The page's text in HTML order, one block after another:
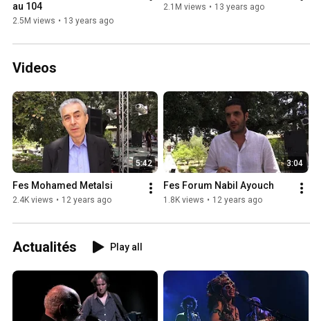
au 104
2.5M views • 13 years ago
2.1M views • 13 years ago
Videos
5:42
Fes Mohamed Metalsi
2.4K views • 12 years ago
3:04
Fes Forum Nabil Ayouch
1.8K views • 12 years ago
Actualités Play all